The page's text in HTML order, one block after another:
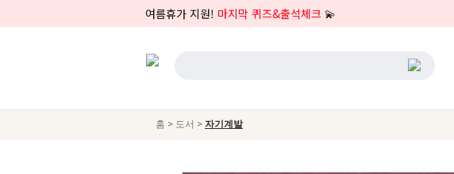
여름휴가 지원! 마지막 퀴즈&출석체크 💫
홈 > 도서 > 자기계발